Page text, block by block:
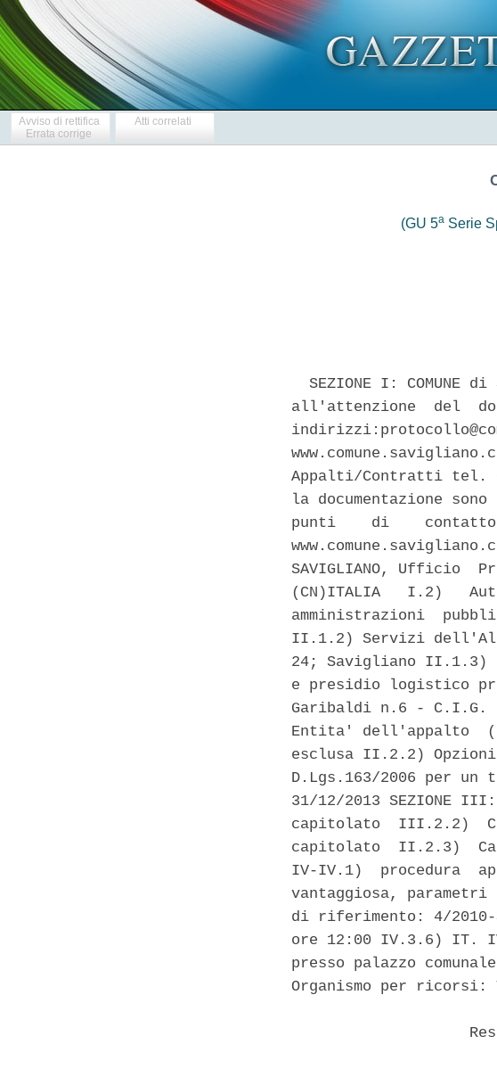
Avviso di rettifica
Errata corrige
Atti correlati
(GU 5a Serie
SEZIONE I: COMUNE di
all'attenzione  del
Appalti/Contratti tel.
la documentazione
punti    di
SAVIGLIANO, Ufficio
(CN)ITALIA   I.2)
amministrazioni
II.1.2) Servizi
24; Savigliano II.1.3)
e presidio logistico
Garibaldi n.6 - C.I.G.
Entita' dell'appalto
esclusa II.2.2)
D.Lgs.163/2006 per
31/12/2013
capitolato  III.2.2)
capitolato  II.2.3)
IV-IV.1)  procedura
vantaggiosa,
di riferimento: 4/
ore 12:00 IV.3.6) IT.
presso palazzo
Organismo per ricorsi: